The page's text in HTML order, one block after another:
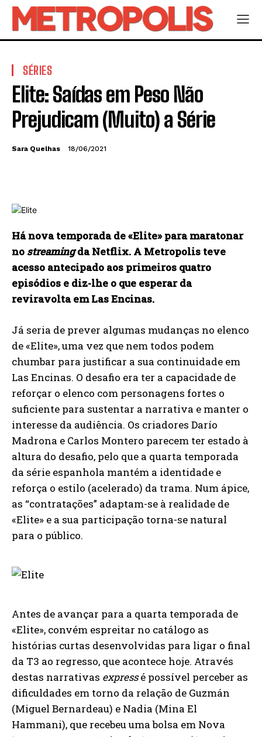
SÉRIES
Elite: Saídas em Peso Não
Prejudicam (Muito) a Série
Sara Quelhas 18/06/2021
Há nova temporada de «Elite» para maratonar
no streamingda Netflix. A Metropolis teve
acesso antecipado aos primeiros quatro
episódios e diz-lhe o que esperar da
reviravolta em Las Encinas.
Já seria de prever algumas mudanças no elenco
de «Elite», uma vez que nem todos podem
chumbar para justificar a sua continuidade em
Las Encinas. O desafio era ter a capacidade de
reforçar o elenco com personagens fortes o
suficiente para sustentar a narrativa e manter o
interesse da audiência. Os criadores Darío
Madrona e Carlos Montero parecem ter estado à
altura do desafio, pelo que a quarta temporada
da série espanhola mantém a identidade e
reforça o estilo (acelerado) da trama. Num ápice,
as “contratações” adaptam-se à realidade de
«Elite» e a sua participação torna-se natural
para o público.
Antes de avançar para a quarta temporada de
«Elite», convém espreitar no catálogo as
histórias curtas desenvolvidas para ligar o final
da T3 ao regresso, que acontece hoje. Através
destas narrativas expressé possível perceber as
dificuldades em torno da relação de Guzmán
(Miguel Bernardeau) e Nadia (Mina El
Hammani), que recebeu uma bolsa em Nova